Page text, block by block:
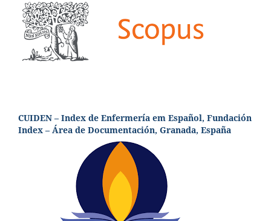
CUIDEN – Index de Enfermería em Español, Fundación
Index – Área de Documentación, Granada, España